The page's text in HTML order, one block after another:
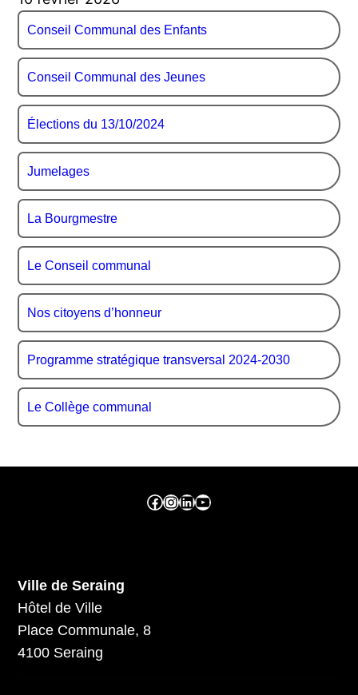
Conseil Communal des Enfants
Conseil Communal des Jeunes
Élections du 13/10/2024
Jumelages
La Bourgmestre
Le Conseil communal
Nos citoyens d’honneur
Programme stratégique transversal 2024-2030
Le Collège communal
Facebook ville de seraing Instragram ville de seraing linkedin – ville de seraing YouTube
Ville de Seraing
Hôtel de Ville
Place Communale, 8
4100 Seraing